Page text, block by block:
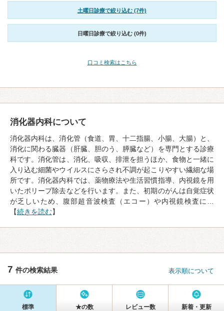
土曜日診療で絞り込む (7件)
日曜日診療で絞り込む (0件)
口コミ検索はこちら
消化器内科について
消化器内科は、消化管（食道、胃、十二指腸、小腸、大腸）と、
消化に関わる臓器（肝臓、胆のう、膵臓など）を専門とする診療
科です。消化管は、消化、吸収、排泄を担うほか、食物と一緒に
入り込む細菌やウイルスにさらされ不調が起こりやすい繊細な場
所です。消化器内科では、薬物療法や生活習慣指導、内視鏡を用
いたポリープ除去などを行います。また、初期のがんは自覚症状
が乏しいため、腹部超音波検査（エコー）や内視鏡検査に…
【続きを読む】
7 件の検索結果 表示順について
標準 ★の数 レビュー数 新着・更新